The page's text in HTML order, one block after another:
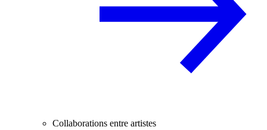
Collaborations entre artistes